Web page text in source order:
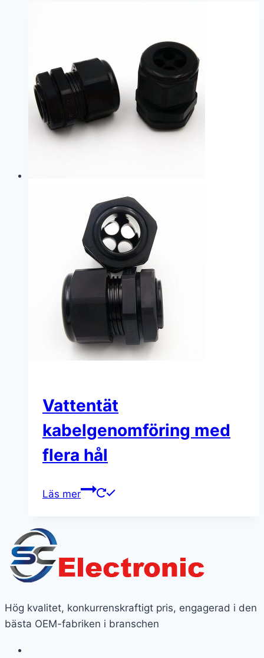
Vattentät
kabelgenomföring med
flera hål
Läs mer
Hög kvalitet, konkurrenskraftigt pris, engagerad i den
bästa OEM-fabriken i branschen